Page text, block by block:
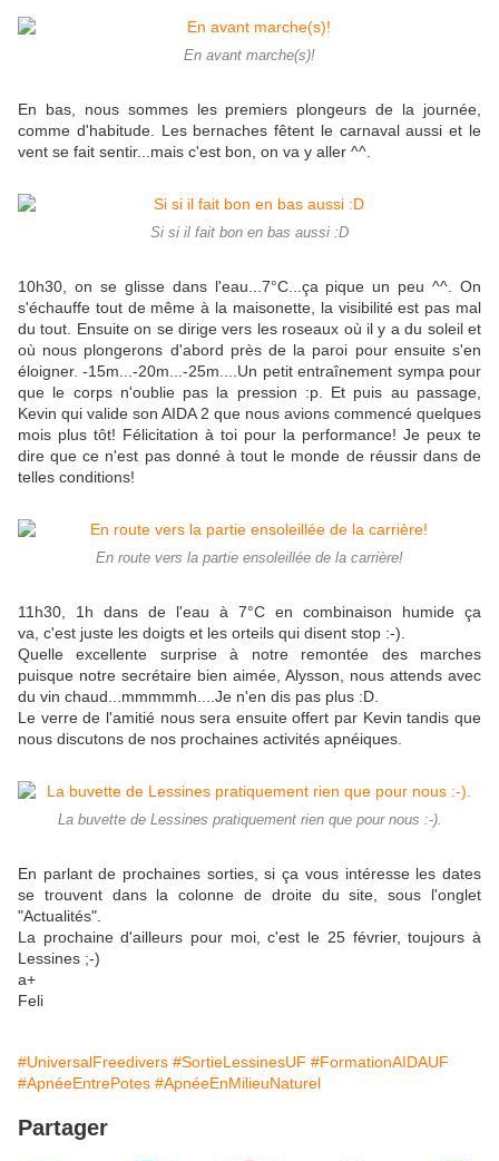
En avant marche(s)!
En bas, nous sommes les premiers plongeurs de la journée,
comme d'habitude. Les bernaches fêtent le carnaval aussi et le
vent se fait sentir...mais c'est bon, on va y aller ^^.
Si si il fait bon en bas aussi :D
10h30, on se glisse dans l'eau...7°C...ça pique un peu ^^. On
s'échauffe tout de même à la maisonette, la visibilité est pas mal
du tout. Ensuite on se dirige vers les roseaux où il y a du soleil et
où nous plongerons d'abord près de la paroi pour ensuite s'en
éloigner. -15m...-20m...-25m....Un petit entraînement sympa pour
que le corps n'oublie pas la pression :p. Et puis au passage,
Kevin qui valide son AIDA 2 que nous avions commencé quelques
mois plus tôt! Félicitation à toi pour la performance! Je peux te
dire que ce n'est pas donné à tout le monde de réussir dans de
telles conditions!
En route vers la partie ensoleillée de la carrière!
11h30, 1h dans de l'eau à 7°C en combinaison humide ça
va, c'est juste les doigts et les orteils qui disent stop :-).
Quelle excellente surprise à notre remontée des marches
puisque notre secrétaire bien aimée, Alysson, nous attends avec
du vin chaud...mmmmmh....Je n'en dis pas plus :D.
Le verre de l'amitié nous sera ensuite offert par Kevin tandis que
nous discutons de nos prochaines activités apnéiques.
La buvette de Lessines pratiquement rien que pour nous :-).
En parlant de prochaines sorties, si ça vous intéresse les dates
se trouvent dans la colonne de droite du site, sous l'onglet
"Actualités".
La prochaine d'ailleurs pour moi, c'est le 25 février, toujours à
Lessines ;-)
a+
Feli
#UniversalFreedivers #SortieLessinesUF #FormationAIDAUF
#ApnéeEntrePotes #ApnéeEnMilieuNaturel
Partager